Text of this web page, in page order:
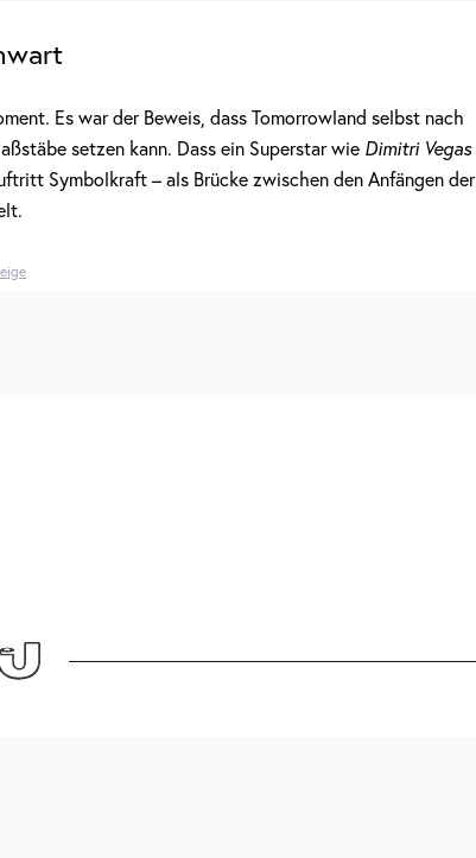
Es war der Beweis, dass Tomorrowland selbst nach
setzen kann. Dass ein Superstar wie Dimitri Vegas
Symbolkraft – als Brücke zwischen den Anfängen der